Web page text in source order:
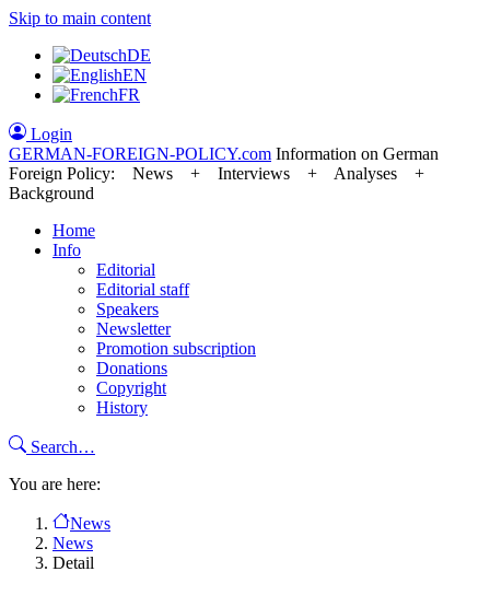
Skip to main content
DE
EN
FR
Login
GERMAN-FOREIGN-POLICY.com Information on German
Foreign Policy: News + Interviews + Analyses +
Background
Home
Info
Editorial
Editorial staff
Speakers
Newsletter
Promotion subscription
Donations
Copyright
History
Search…
You are here:
News
News
Detail